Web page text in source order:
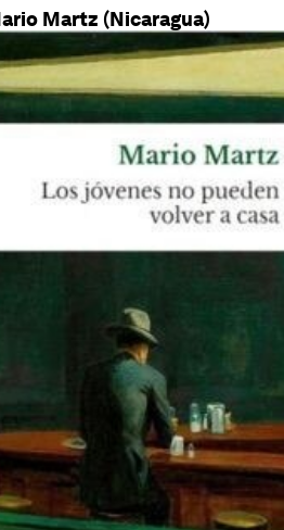
Martz (Nicaragua)